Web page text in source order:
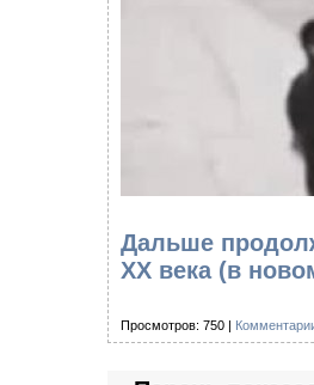
Дальше
XX века (в
Просмотров: 750 |